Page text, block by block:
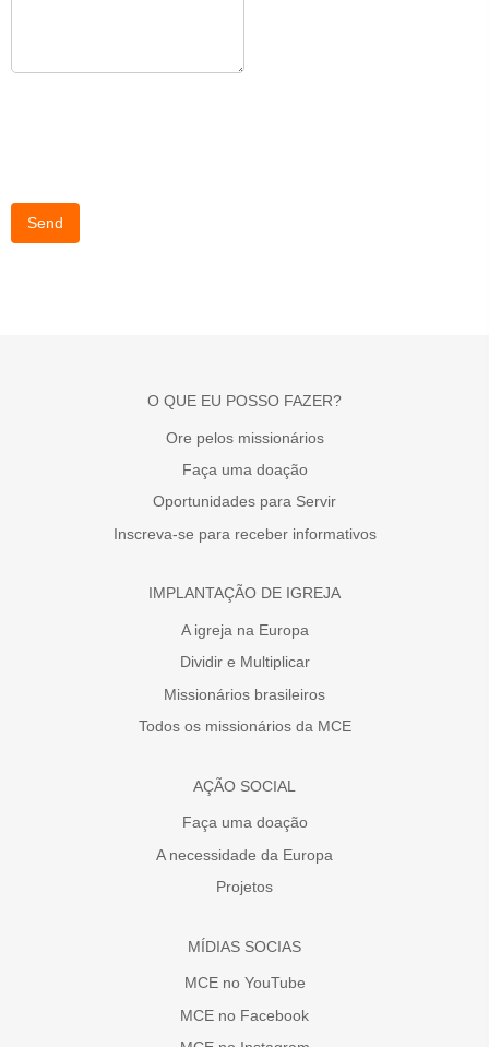
Send
O QUE EU POSSO FAZER?
Ore pelos missionários
Faça uma doação
Oportunidades para Servir
Inscreva-se para receber informativos
IMPLANTAÇÃO DE IGREJA
A igreja na Europa
Dividir e Multiplicar
Missionários brasileiros
Todos os missionários da MCE
AÇÃO SOCIAL
Faça uma doação
A necessidade da Europa
Projetos
MÍDIAS SOCIAS
MCE no YouTube
MCE no Facebook